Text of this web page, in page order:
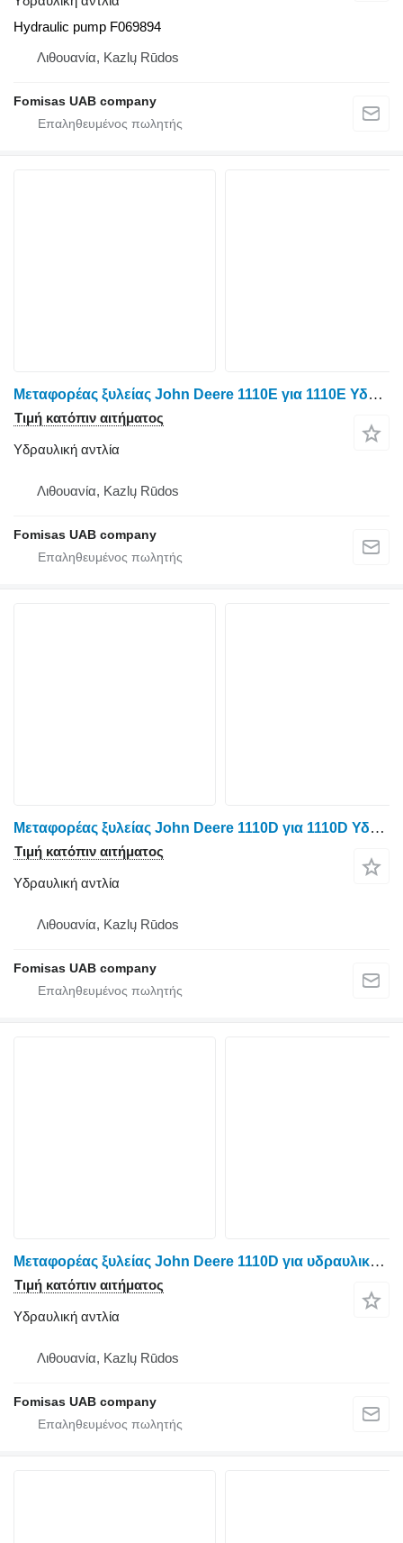
Hydraulic pump F069894
Λιθουανία, Kazlų Rūdos
Fomisas UAB company
Μεταφορέας ξυλείας John Deere 1110E για 1110E Υδραυλική αντλία F698290
Τιμή κατόπιν αιτήματος
Υδραυλική αντλία
Λιθουανία, Kazlų Rūdos
Fomisas UAB company
Μεταφορέας ξυλείας John Deere 1110D για 1110D Υδραυλική αντλία F057017
Τιμή κατόπιν αιτήματος
Υδραυλική αντλία
Λιθουανία, Kazlų Rūdos
Fomisas UAB company
Μεταφορέας ξυλείας John Deere 1110D για υδραυλική αντλία
Τιμή κατόπιν αιτήματος
Υδραυλική αντλία
Λιθουανία, Kazlų Rūdos
Fomisas UAB company